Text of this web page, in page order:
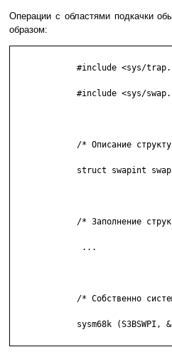
Операции с областями подкачки
образом:
#include <sys/
#include <sys/
/* Описание
struct swapint
/* Заполнение
              ...
/* Собственно
sysm68k (S3BSWPI,